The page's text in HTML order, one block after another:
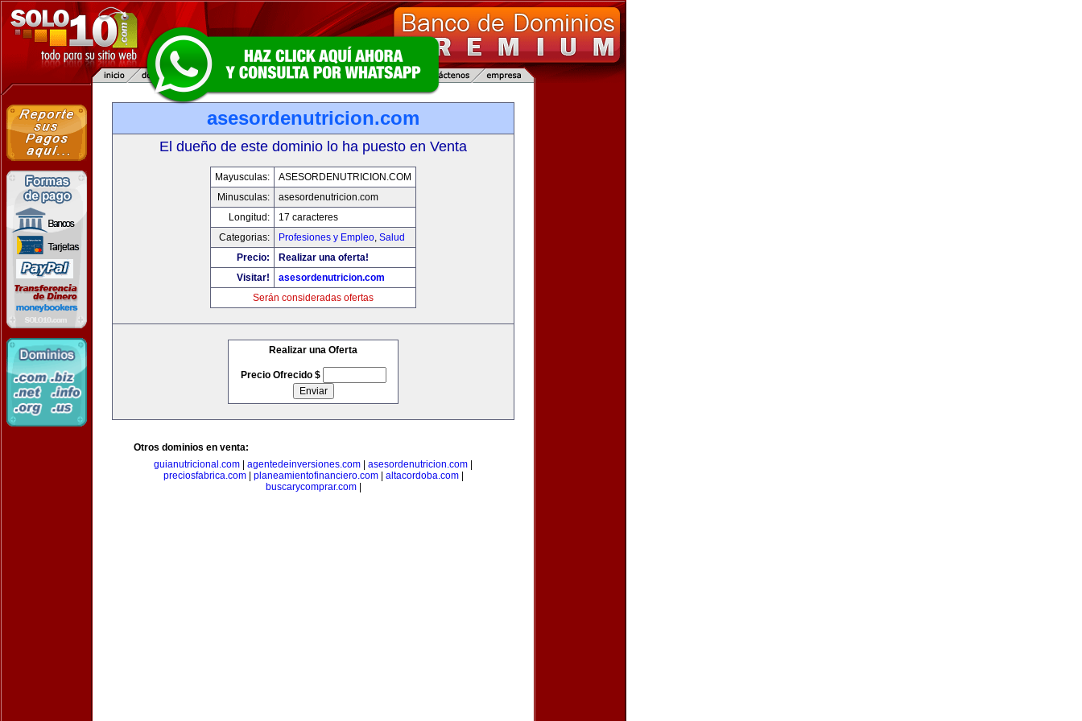
asesordenutricion.com
El dueño de este dominio lo ha puesto en Venta
Mayusculas:
ASESORDENUTRICION.COM
Minusculas:
asesordenutricion.com
Longitud:
17 caracteres
Categorias:
Profesiones y Empleo, Salud
Precio:
Realizar una oferta!
Visitar!
asesordenutricion.com
Serán consideradas ofertas
Realizar una Oferta
Precio Ofrecido $
Otros dominios en venta:
guianutricional.com
agentedeinversiones.com asesordenutricion.com
preciosfabrica.com| planeamientofinanciero.com| altacordoba.com|
buscarycomprar.com|